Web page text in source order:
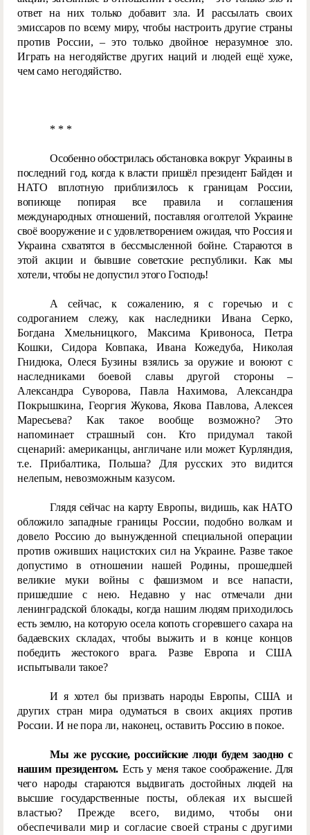
ответ на них только добавит зла. И рассылать своих
эмиссаров по всему миру, чтобы настроить другие страны
против России, – это только двойное неразумное зло.
Играть на негодяйстве других наций и людей ещё хуже,
чем само негодяйство.
* * *
Особенно обострилась обстановка вокруг Украины в
последний год, когда к власти пришёл президент Байден и
НАТО вплотную приблизилось к границам России,
вопиюще попирая все правила и соглашения
международных отношений, поставляя оголтелой Украине
своё вооружение и с удовлетворением ожидая, что Россия и
Украина схватятся в бессмысленной бойне. Стараются в
этой акции и бывшие советские республики. Как мы
хотели, чтобы не допустил этого Господь!
А сейчас, к сожалению, я с горечью и с
содроганием слежу, как наследники Ивана Серко,
Богдана Хмельницкого, Максима Кривоноса, Петра
Кошки, Сидора Ковпака, Ивана Кожедуба, Николая
Гнидюка, Олеся Бузины взялись за оружие и воюют с
наследниками боевой славы другой стороны –
Александра Суворова, Павла Нахимова, Александра
Покрышкина, Георгия Жукова, Якова Павлова, Алексея
Маресьева? Как такое вообще возможно? Это
напоминает страшный сон. Кто придумал такой
сценарий: американцы, англичане или может Курляндия,
т.е. Прибалтика, Польша? Для русских это видится
нелепым, невозможным казусом.
Глядя сейчас на карту Европы, видишь, как НАТО
обложило западные границы России, подобно волкам и
довело Россию до вынужденной специальной операции
против оживших нацистских сил на Украине. Разве такое
допустимо в отношении нашей Родины, прошедшей
великие муки войны с фашизмом и все напасти,
пришедшие с нею. Недавно у нас отмечали дни
ленинградской блокады, когда нашим людям приходилось
есть землю, на которую осела копоть сгоревшего сахара на
бадаевских складах, чтобы выжить и в конце концов
победить жестокого врага. Разве Европа и США
испытывали такое?
И я хотел бы призвать народы Европы, США и
других стран мира одуматься в своих акциях против
России. И не пора ли, наконец, оставить Россию в покое.
Мы же русские, российские люди будем заодно с
нашим президентом. Есть у меня такое соображение. Для
чего народы стараются выдвигать достойных людей на
высшие государственные посты, облекая их высшей
властью? Прежде всего, видимо, чтобы они
обеспечивали мир и согласие своей страныс другими